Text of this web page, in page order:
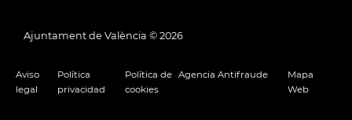
Ajuntament de València © 2026
Aviso
legal
Política
privacidad
Política de
cookies
Agencia Antifraude
Mapa
Web